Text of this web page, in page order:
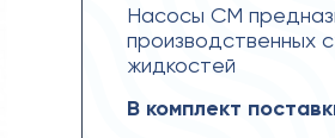
Насосы СМ
производственных
жидкостей
В комплект